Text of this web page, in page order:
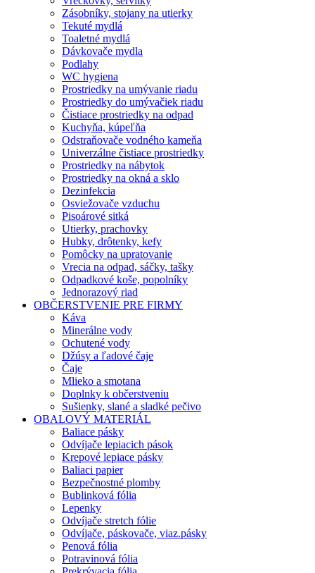
Zásobníky, stojany na utierky
Tekuté mydlá
Toaletné mydlá
Dávkovače mydla
Podlahy
WC hygiena
Prostriedky na umývanie riadu
Prostriedky do umývačiek riadu
Čistiace prostriedky na odpad
Kuchyňa, kúpeľňa
Odstraňovače vodného kameňa
Univerzálne čistiace prostriedky
Prostriedky na nábytok
Prostriedky na okná a sklo
Dezinfekcia
Osviežovače vzduchu
Pisoárové sitká
Utierky, prachovky
Hubky, drôtenky, kefy
Pomôcky na upratovanie
Vrecia na odpad, sáčky, tašky
Odpadkové koše, popolníky
Jednorazový riad
OBČERSTVENIE PRE FIRMY
Káva
Minerálne vody
Ochutené vody
Džúsy a ľadové čaje
Čaje
Mlieko a smotana
Doplnky k občerstveniu
Sušienky, slané a sladké pečivo
OBALOVÝ MATERIÁL
Baliace pásky
Odvíjače lepiacich pások
Krepové lepiace pásky
Baliaci papier
Bezpečnostné plomby
Bublinková fólia
Lepenky
Odvíjače stretch fólie
Odvíjače, páskovače, viaz.pásky
Penová fólia
Potravinová fólia